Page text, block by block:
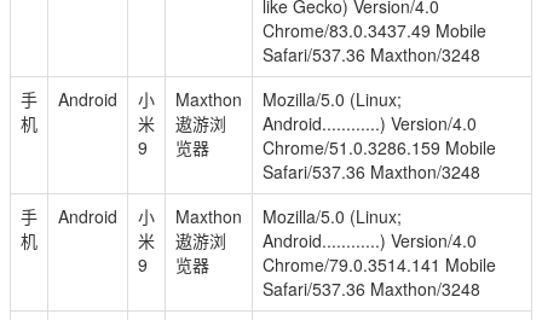
like Gecko) Version/4.0
Chrome/83.0.3437.49 Mobile
Safari/537.36 Maxthon/3248
手
机
Android
小
米
9
Maxthon
遨游浏
览器
Mozilla/5.0 (Linux;
Android............) Version/4.0
Chrome/51.0.3286.159 Mobile
Safari/537.36 Maxthon/3248
手
机
Android
小
米
9
Maxthon
遨游浏
览器
Mozilla/5.0 (Linux;
Android............) Version/4.0
Chrome/79.0.3514.141 Mobile
Safari/537.36 Maxthon/3248